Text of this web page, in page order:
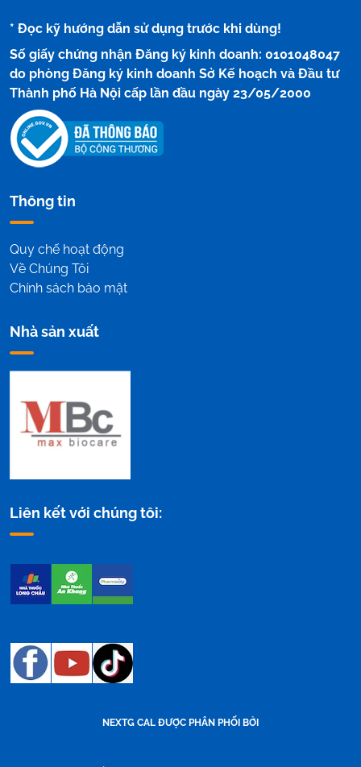
* Đọc kỹ hướng dẫn sử dụng trước khi dùng!
Số giấy chứng nhận Đăng ký kinh doanh: 0101048047
do phòng Đăng ký kinh doanh Sở Kế hoạch và Đầu tư
Thành phố Hà Nội cấp lần đầu ngày 23/05/2000
Thông tin
Quy chế hoạt động
Về Chúng Tôi
Chính sách bảo mật
Nhà sản xuất
Liên kết với chúng tôi:
NEXTG CAL ĐƯỢC PHÂN PHỐI BỞI